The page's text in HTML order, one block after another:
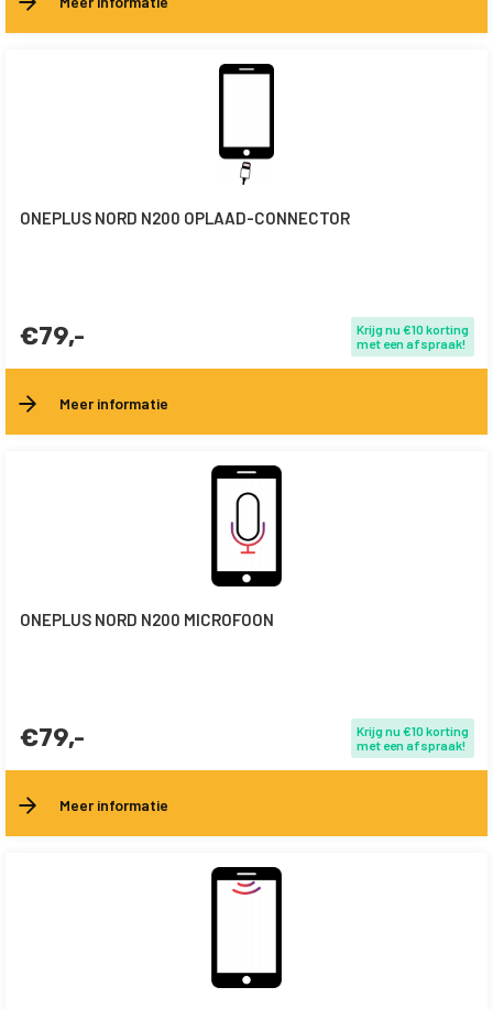
ONEPLUS NORD N200 OPLAAD-CONNECTOR
€79,-
Krijg nu €10 korting
met een afspraak!
Meer informatie
ONEPLUS NORD N200 MICROFOON
€79,-
Krijg nu €10 korting
met een afspraak!
Meer informatie